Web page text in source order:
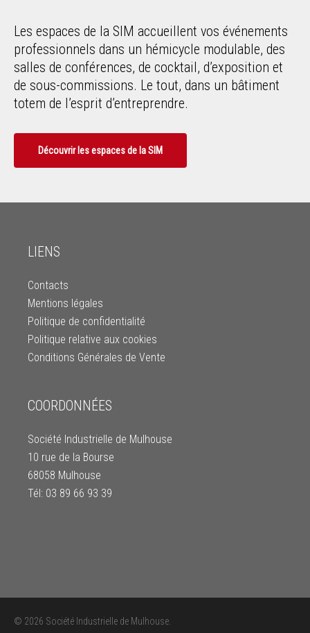
Les espaces de la SIM accueillent vos événements
professionnels dans un hémicycle modulable, des
salles de conférences, de cocktail, d’exposition et
de sous-commissions. Le tout, dans un bâtiment
totem de l’esprit d’entreprendre.
Découvrir les espaces de la SIM
LIENS
Contacts
Mentions légales
Politique de confidentialité
Politique relative aux cookies
Conditions Générales de Vente
COORDONNÉES
Société Industrielle de Mulhouse
10 rue de la Bourse
68058 Mulhouse
Tél: 03 89 66 93 39
© 2026 Société Industrielle de Mulhouse.